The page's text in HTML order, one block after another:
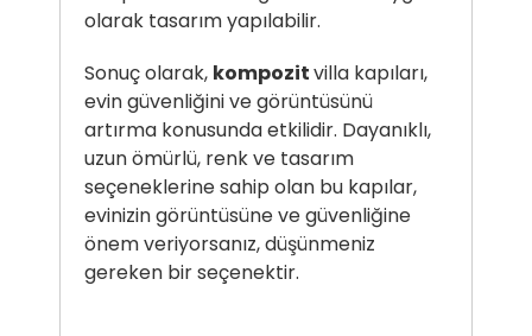
olarak tasarım yapılabilir.
Sonuç olarak, kompozitvilla kapıları,
evin güvenliğini ve görüntüsünü
artırma konusunda etkilidir. Dayanıklı,
uzun ömürlü, renk ve tasarım
seçeneklerine sahip olan bu kapılar,
evinizin görüntüsüne ve güvenliğine
önem veriyorsanız, düşünmeniz
gereken bir seçenektir.